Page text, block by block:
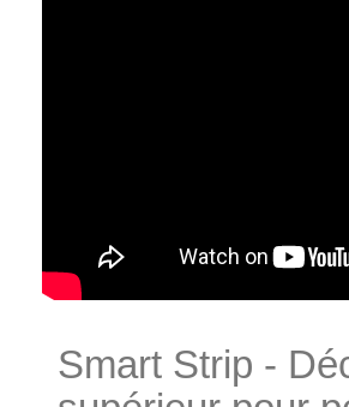
Smart Strip -